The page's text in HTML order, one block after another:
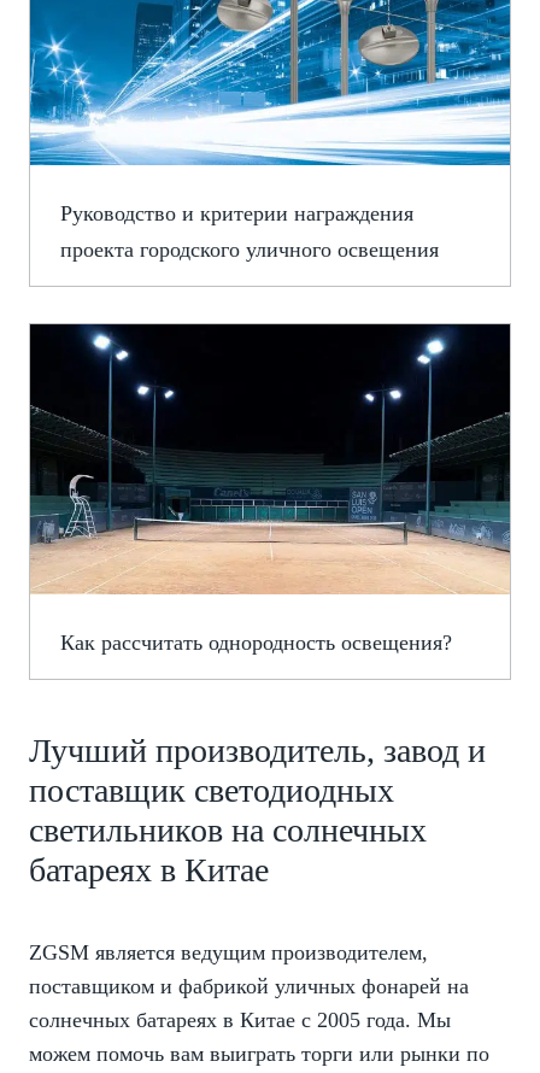
Руководство и критерии награждения
проекта городского уличного освещения
Как рассчитать однородность освещения?
Лучший производитель, завод и
поставщик светодиодных
светильников на солнечных
батареях в Китае
ZGSM является ведущим производителем,
поставщиком и фабрикой уличных фонарей на
солнечных батареях в Китае с 2005 года. Мы
можем помочь вам выиграть торги или рынки по